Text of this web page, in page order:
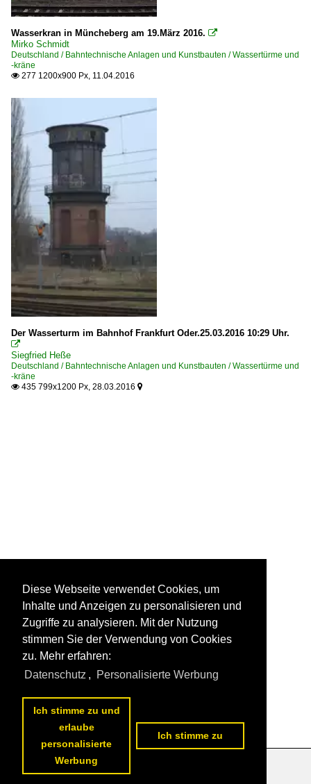
Wasserkran in Müncheberg am 19.März 2016. 
Mirko Schmidt
Deutschland / Bahntechnische Anlagen und Kunstbauten / Wassertürme und
-kräne
 277 1200x900 Px, 11.04.2016
Der Wasserturm im Bahnhof Frankfurt Oder.25.03.2016 10:29 Uhr.

Siegfried Heße
Deutschland / Bahntechnische Anlagen und Kunstbauten / Wassertürme und
-kräne
 435 799x1200 Px, 28.03.2016 
Datenschutzerklärung
Diese Webseite verwendet Cookies, um
Inhalte und Anzeigen zu personalisieren und
Zugriffe zu analysieren. Mit der Nutzung
stimmen Sie der Verwendung von Cookies
zu. Mehr erfahren:
Datenschutz , Personalisierte Werbung
Ich stimme zu und
erlaube
personalisierte
Werbung
Ich stimme zu